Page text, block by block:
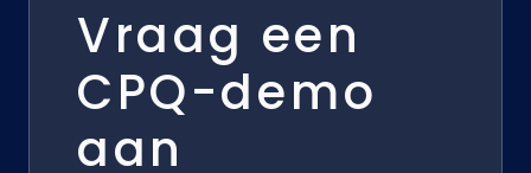
Vraag een
CPQ-demo
aan